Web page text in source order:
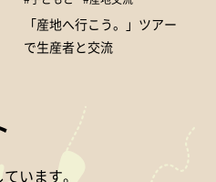
「産地へ行こう。」ツアー
で生産者と交流
います。